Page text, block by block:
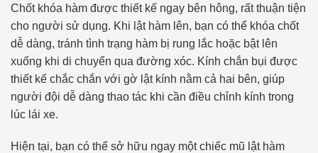
Chốt khóa hàm được thiết kế ngay bên hông, rất thuận tiện
cho người sử dụng. Khi lật hàm lên, bạn có thể khóa chốt
dễ dàng, tránh tình trạng hàm bị rung lắc hoặc bật lên
xuống khi di chuyển qua đường xóc. Kính chắn bụi được
thiết kế chắc chắn với gờ lật kính nằm cả hai bên, giúp
người đội dễ dàng thao tác khi cần điều chỉnh kính trong
lúc lái xe.
Hiện tại, bạn có thể sở hữu ngay một chiếc mũ lật hàm